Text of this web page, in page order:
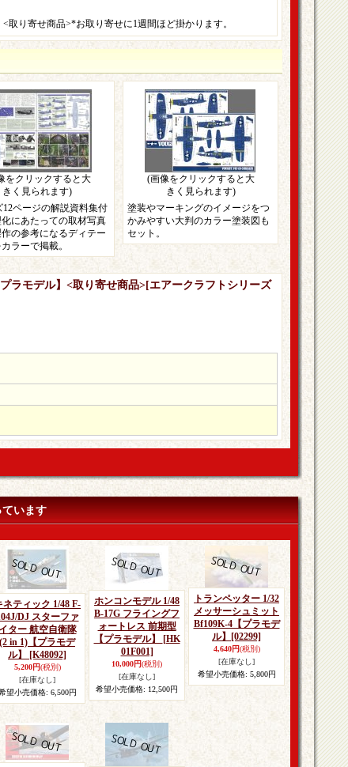
<取り寄せ商品>*お取り寄せに1週間ほど掛かります。
をクリックすると大
きく見られます)
12ページの解説資料集付
にあたっての取材写真
の参考になるディテー
ラーで掲載。
(画像をクリックすると大
きく見られます)
塗装やマーキングのイメージをつ
かみやすい大判のカラー塗装図も
セット。
ラモデル】<取り寄せ商品>[エアークラフトシリーズ
います
ネティック 1/48 F-
DJ スターファ
イター 航空自衛隊
(2 in 1)【プラモデ
ル】
[K48092]
5,200円(税別)
[在庫なし]
望小売価格: 6,500円
ホンコンモデル 1/48
B-17G フライングフ
ォートレス 前期型
【プラモデル】
[HK
01F001]
10,000円(税別)
[在庫なし]
希望小売価格: 12,500円
トランペッター 1/32
メッサーシュミット
Bf109K-4【プラモデ
ル】
[02299]
4,640円(税別)
[在庫なし]
希望小売価格: 5,800円